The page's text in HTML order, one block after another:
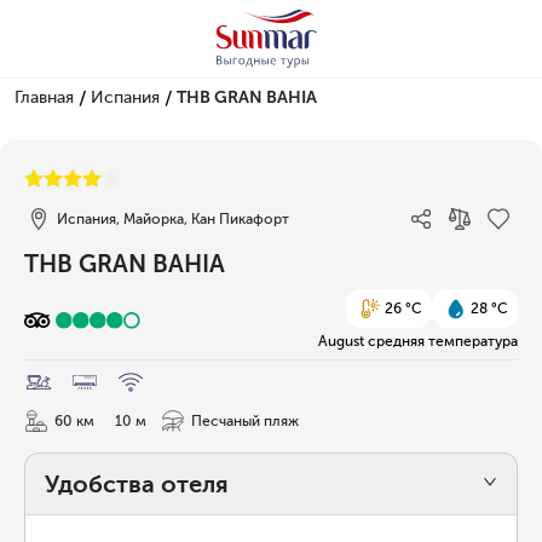
Главная / Испания / THB GRAN BAHIA
Испания, Майорка, Кан Пикафорт
THB GRAN BAHIA
26 °C
28 °C
August средняя температура
60 км 10 м Песчаный пляж
Удобства отеля